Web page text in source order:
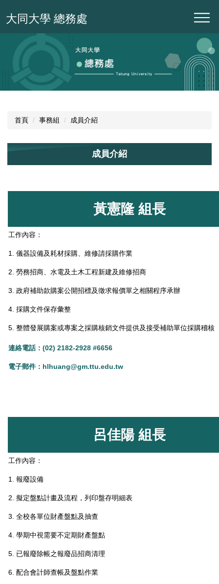
到
大同大學 總務處
首頁 事務組 成員介紹
成員介紹
黃憲隆 組長
工作內容：
1. 儀器設備及耗材採購、維修請採購作業
2. 勞務招商、水電及土木工程新建及維修招商
3. 政府補助款購案公開招標及徵求報價單之相關程序承辦
4. 採購文件保存彙整
5. 整體發展購案或專案之採購核銷文件提供及接受補助單位採購稽核
連絡電話：(02) 2182-2928 #6656
電子郵件： hlhuang@gm.ttu.edu.tw
呂佳陽 組長
工作內容：
1. 報廢設備
2. 擬定盤點計畫及流程，列印盤存明細表
3. 全校各單位財產盤點及抽查
4. 學期中視需要不定期財產盤點
5. 已報廢除帳之報廢品招商清理
6. 配合會計師查帳及盤點作業